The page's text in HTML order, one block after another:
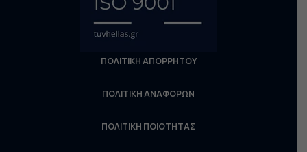
ΠΟΛΙΤΙΚΗ ΑΠΟΡΡΗΤΟΥ
ΠΟΛΙΤΙΚΗ ΑΝΑΦΟΡΩΝ
ΠΟΛΙΤΙΚΗ ΠΟΙΟΤΗΤΑΣ